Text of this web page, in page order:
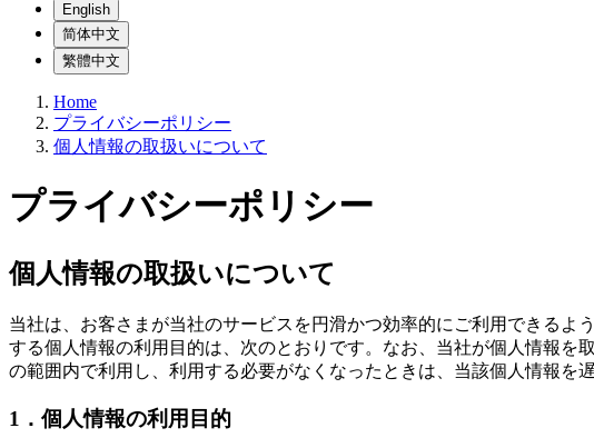
English
简体中文
繁體中文
Home
プライバシーポリシー
個人情報の取扱いについて
プライバシーポリシー
個人情報の取扱いについて
当社は、お客さまが当社のサービスを円滑かつ効率的にご利用できる
する個人情報の利用目的は、次のとおりです。なお、当社が個人情報
の範囲内で利用し、利用する必要がなくなったときは、当該個人情報を
1．個人情報の利用目的